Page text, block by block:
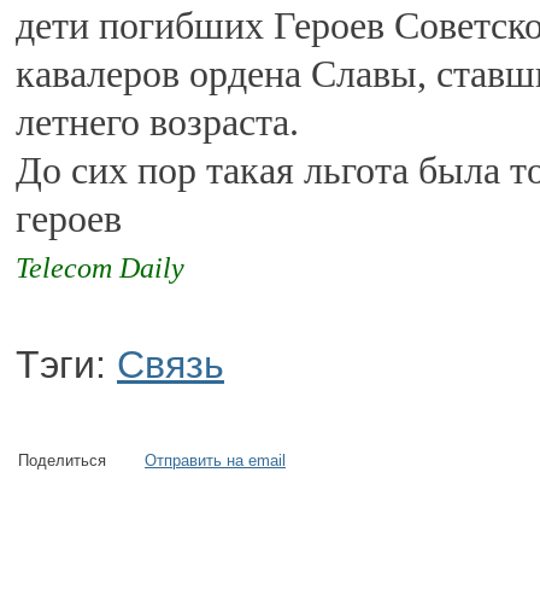
дети погибших Героев
кавалеров ордена Славы,
летнего возраста.
До сих пор такая льгота была
героев
Telecom Daily
Тэги: Связь
Поделиться Отправить на email